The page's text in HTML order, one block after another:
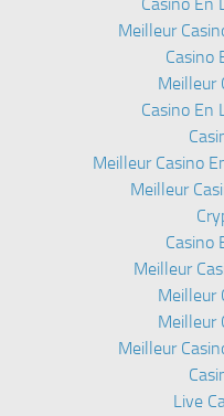
Meilleur
Casino
Meilleur
Casino En
Meilleur Casino
Meilleur
Casino
Meilleur
Meilleur
Meilleur
Meilleur
Live